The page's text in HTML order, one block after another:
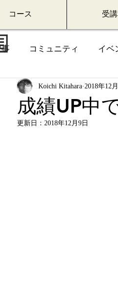
コース 受
コミュニティ イベ
成績UP中
Koichi Kitahara 2018年12
更新日： 2018年12月9日